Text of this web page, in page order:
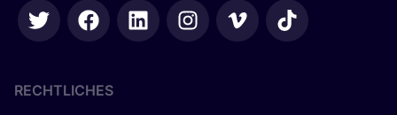
RECHTLICHES